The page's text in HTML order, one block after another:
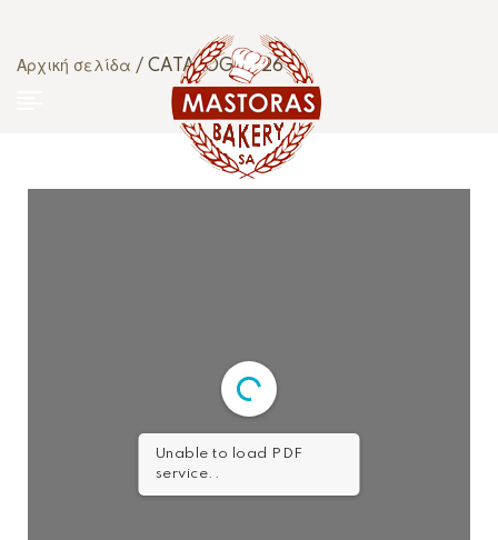
Αρχική σελίδα / CATALOG 2026
Unable to load PDF
service..